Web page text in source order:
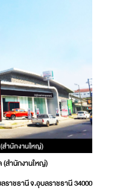
สำนักงานใหญ่)
ราชธานี จ.อุบลราชธานี 34000